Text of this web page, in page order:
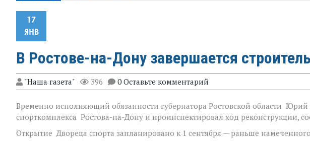
17
ЯНВ
В Ростове-на-Дону завершается
"Наша газета" 396 0 Оставьте комментарий
Временно исполняющий обязанности губернатора Ростовской области
спорткомплекса Ростова-на-Дону и проинспектировал ход реконструкции,
Открытие Двореца спорта запланировано к 1 сентября — раньше